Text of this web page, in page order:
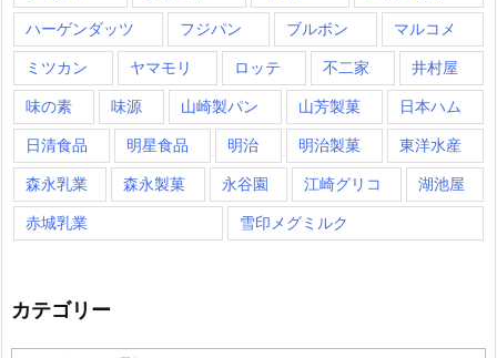
ハーゲンダッツ フジパン ブルボン マルコメ
ミツカン ヤマモリ ロッテ 不二家 井村屋
味の素 味源 山崎製パン 山芳製菓 日本ハム
日清食品 明星食品 明治 明治製菓 東洋水産
森永乳業 森永製菓 永谷園 江崎グリコ 湖池屋
赤城乳業 雪印メグミルク
カテゴリー